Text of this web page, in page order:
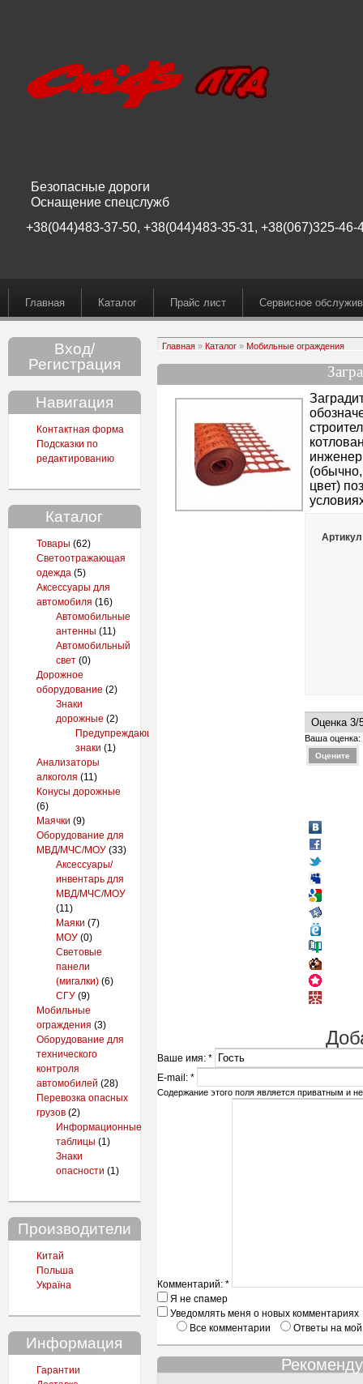
Безопасные дороги
Оснащение спецслужб
+38(044)483-37-50, +38(044)483-35-31, +38(067)325-46-
Главная Каталог Прайс лист Сервисное
Вход/
Регистрация
Навигация
Контактная форма
Подсказки по
редактированию
Каталог
Товары (62)
Светоотражающая
одежда (5)
Аксессуары для
автомобиля (16)
Автомобильные
антенны (11)
Автомобильный
свет (0)
Дорожное
оборудование (2)
Знаки
дорожные (2)
Предупреждающие
знаки (1)
Анализаторы
алкоголя (11)
Конусы дорожные
(6)
Маячки (9)
Оборудование для
МВД/МЧС/МОУ (33)
Аксессуары/
инвентарь для
МВД/МЧС/МОУ
(11)
Маяки (7)
МОУ (0)
Световые
панели
(мигалки) (6)
СГУ (9)
Мобильные
ограждения (3)
Оборудование для
технического
контроля
автомобилей (28)
Перевозка опасных
грузов (2)
Информационные
таблицы (1)
Знаки
опасности (1)
Производители
Китай
Польша
Україна
Информация
Гарантии
Главная» Каталог» Мобильные ограждения
цвет)
Ваша оценка:
Ваше имя: *
E-mail: *
Содержание этого поля является приватным и
Комментарий: *
Я не спамер
Уведомлять меня о новых комментариях
Все комментарии
Ответы на мой